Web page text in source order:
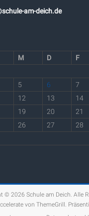
am-deich.de
M D F
5 6 7
12 13 14
19 20 21
26 27 28
© 2026 Schule am Deich. Alle
von ThemeGrill.